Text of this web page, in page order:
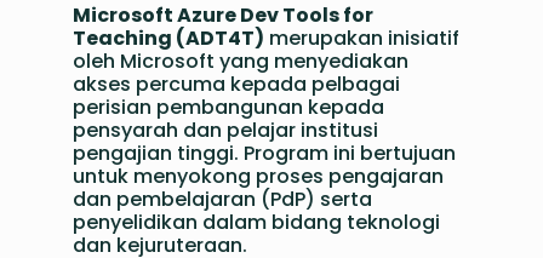
Microsoft Azure Dev Tools for
Teaching (ADT4T) merupakan inisiatif
oleh Microsoft yang menyediakan
akses percuma kepada pelbagai
perisian pembangunan kepada
pensyarah dan pelajar institusi
pengajian tinggi. Program ini bertujuan
untuk menyokong proses pengajaran
dan pembelajaran (PdP) serta
penyelidikan dalam bidang teknologi
dan kejuruteraan.